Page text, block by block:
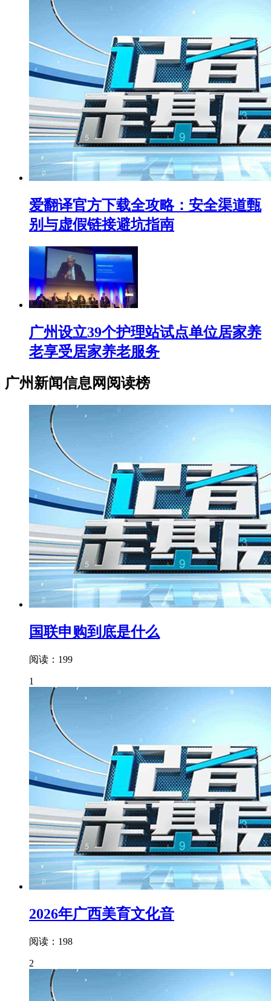
爱翻译官方下载全攻略：安全渠道甄
别与虚假链接避坑指南
广州设立39个护理站试点单位居家养
老享受居家养老服务
广州新闻信息网阅读榜
国联申购到底是什么
阅读：199
1
2026年广西美育文化音
阅读：198
2